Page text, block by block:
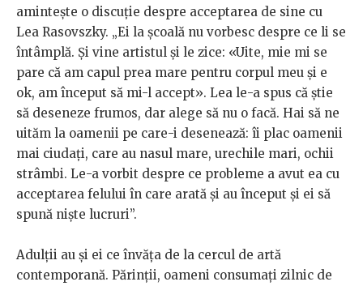
amintește o discuție despre acceptarea de sine cu
Lea Rasovszky. „Ei la școală nu vorbesc despre ce li se
întâmplă. Și vine artistul și le zice: «Uite, mie mi se
pare că am capul prea mare pentru corpul meu și e
ok, am început să mi-l accept». Lea le-a spus că știe
să deseneze frumos, dar alege să nu o facă. Hai să ne
uităm la oamenii pe care-i desenează: îi plac oamenii
mai ciudați, care au nasul mare, urechile mari, ochii
strâmbi. Le-a vorbit despre ce probleme a avut ea cu
acceptarea felului în care arată și au început și ei să
spună niște lucruri”.
Adulții au și ei ce învăța de la cercul de artă
contemporană. Părinții, oameni consumați zilnic de